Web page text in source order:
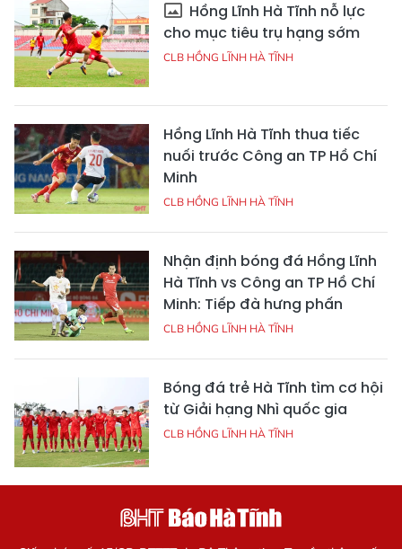
Hồng Lĩnh Hà Tĩnh nỗ lực
cho mục tiêu trụ hạng sớm
CLB HỒNG LĨNH HÀ TĨNH
Hồng Lĩnh Hà Tĩnh thua tiếc
nuối trước Công an TP Hồ Chí
Minh
CLB HỒNG LĨNH HÀ TĨNH
Nhận định bóng đá Hồng Lĩnh
Hà Tĩnh vs Công an TP Hồ Chí
Minh: Tiếp đà hưng phấn
CLB HỒNG LĨNH HÀ TĨNH
Bóng đá trẻ Hà Tĩnh tìm cơ hội
từ Giải hạng Nhì quốc gia
CLB HỒNG LĨNH HÀ TĨNH